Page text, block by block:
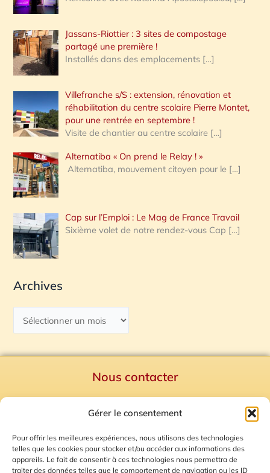
Gérer le consentement
Pour offrir les meilleures expériences, nous utilisons des technologies
telles que les cookies pour stocker et/ou accéder aux informations des
appareils. Le fait de consentir à ces technologies nous permettra de
traiter des données telles que le comportement de navigation ou les ID
Jassans-Riottier : 3 sites de compostage
partagé une première !
Installés dans des emplacements […]
Villefranche s/S : extension, rénovation et
réhabilitation du centre scolaire Pierre Montet,
pour une rentrée en septembre !
Visite de chantier au centre scolaire […]
Alternatiba « On prend le Relay ! »
Alternatiba, mouvement citoyen pour le […]
Cap sur l’Emploi : Le Mag de France Travail
Sixième volet de notre rendez-vous Cap […]
Archives
Nous contacter
Mentions Légales
Plan du site
Gestion des Cookies